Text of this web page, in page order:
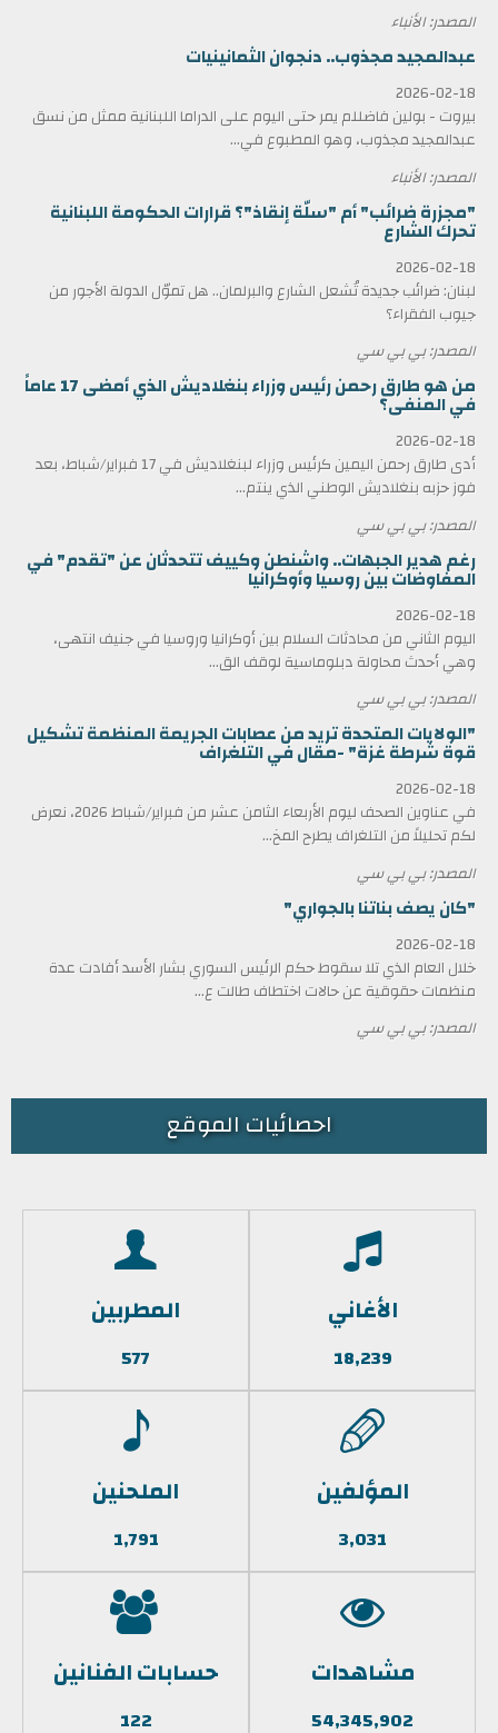
المصدر: الأنباء
عبدالمجيد مجذوب.. دنجوان الثمانينيات
2026-02-18
بيروت - بولين فاضللم يمر حتى اليوم على الدراما اللبنانية ممثل من نسق
عبدالمجيد مجذوب، وهو المطبوع في...
المصدر: الأنباء
"مجزرة ضرائب" أم "سلّة إنقاذ"؟ قرارات الحكومة اللبنانية
تحرك الشارع
2026-02-18
لبنان: ضرائب جديدة تُشعل الشارع والبرلمان.. هل تموّل الدولة الأجور من
جيوب الفقراء؟
المصدر: بي بي سي
من هو طارق رحمن رئيس وزراء بنغلاديش الذي أمضى 17 عاماً
في المنفى؟
2026-02-18
أدى طارق رحمن اليمين كرئيس وزراء لبنغلاديش في 17 فبراير/شباط، بعد
فوز حزبه بنغلاديش الوطني الذي ينتم...
المصدر: بي بي سي
رغم هدير الجبهات.. واشنطن وكييف تتحدثان عن "تقدم" في
المفاوضات بين روسيا وأوكرانيا
2026-02-18
اليوم الثاني من محادثات السلام بين أوكرانيا وروسيا في جنيف انتهى،
وهي أحدث محاولة دبلوماسية لوقف الق...
المصدر: بي بي سي
"الولايات المتحدة تريد من عصابات الجريمة المنظمة تشكيل
قوة شرطة غزة" -مقال في التلغراف
2026-02-18
في عناوين الصحف ليوم الأربعاء الثامن عشر من فبراير/شباط 2026، نعرض
لكم تحليلاً من التلغراف يطرح المخ...
المصدر: بي بي سي
"كان يصف بناتنا بالجواري"
2026-02-18
خلال العام الذي تلا سقوط حكم الرئيس السوري بشار الأسد أفادت عدة
منظمات حقوقية عن حالات اختطاف طالت ع...
المصدر: بي بي سي
احصائيات الموقع
الأغاني
18,239
المطربين
577
المؤلفين
3,031
الملحنين
1,791
مشاهدات
54,345,902
حسابات الفنانين
122